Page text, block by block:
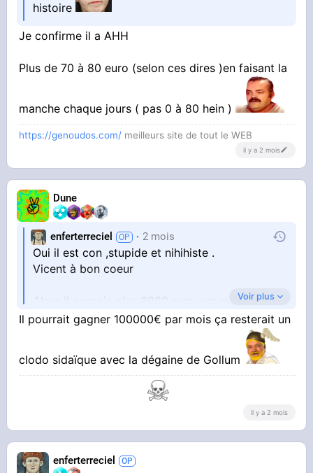
histoire
Je confirme il a AHH
Plus de 70 à 80 euro (selon ces dires )en faisant la
manche chaque jours ( pas 0 à 80 hein )
https://genoudos.com/ meilleurs site de tout le WEB
il y a 2 mois
Dune
enferterreciel 2 mois
Oui il est con ,stupide et nihihiste .
Vicent à bon coeur
Alors il perçois plus 3000 euro par mois .
Il gagne plus d'argent que la majorité de ceux
Voir plus
Il pourrait gagner 100000€ par mois ça resterait un
clodo sidaïque avec la dégaine de Gollum
il y a 2 mois
enferterreciel